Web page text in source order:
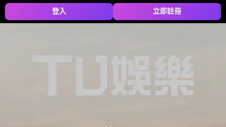
登入 立即註冊